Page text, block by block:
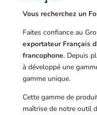
Vous recherchez un
Faites confiance au
exportateur Français
francophone. Depuis
à développé une
gamme unique.
Cette gamme de
maîtrise de notre outil